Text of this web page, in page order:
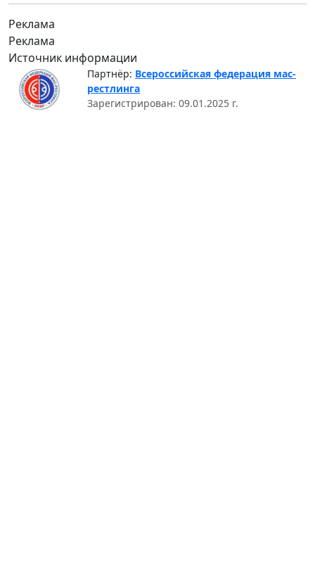
Реклама
Реклама
Источник информации
Партнёр: Всероссийская федерация мас-
рестлинга
Зарегистрирован: 09.01.2025 г.